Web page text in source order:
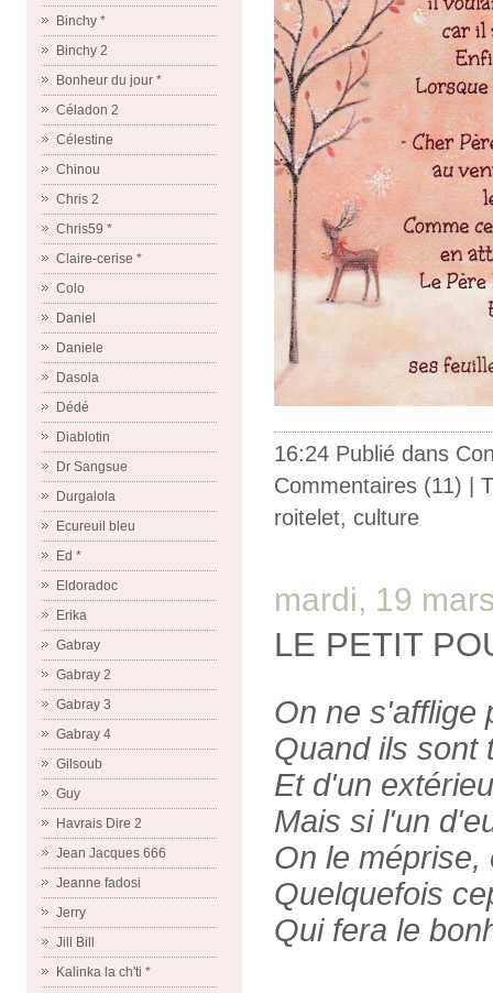
Binchy *
Binchy 2
Bonheur du jour *
Céladon 2
Célestine
Chinou
Chris 2
Chris59 *
Claire-cerise *
Colo
Daniel
Daniele
Dasola
Dédé
Diablotin
Dr Sangsue
Durgalola
Ecureuil bleu
Ed *
Eldoradoc
Erika
Gabray
Gabray 2
Gabray 3
Gabray 4
Gilsoub
Guy
Havrais Dire 2
Jean Jacques 666
Jeanne fadosi
Jerry
Jill Bill
Kalinka la ch'ti *
16:24 Publié dans
Commentaires (11) |
roitelet, culture
mardi, 19
LE PETIT
On ne s'afflige
Quand ils sont
Et d'un
Mais si l'un
On le méprise,
Quelquefois
Qui fera le